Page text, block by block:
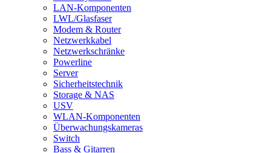
LAN-Komponenten
LWL/Glasfaser
Modem & Router
Netzwerkkabel
Netzwerkschränke
Powerline
Server
Sicherheitstechnik
Storage & NAS
USV
WLAN-Komponenten
Überwachungskameras
Switch
Bass & Gitarren